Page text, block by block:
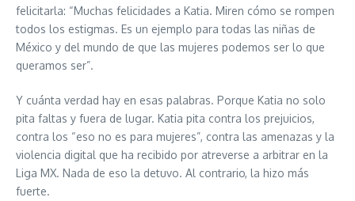
felicitarla: “Muchas felicidades a Katia. Miren cómo se rompen
todos los estigmas. Es un ejemplo para todas las niñas de
México y del mundo de que las mujeres podemos ser lo que
queramos ser”.
Y cuánta verdad hay en esas palabras. Porque Katia no solo
pita faltas y fuera de lugar. Katia pita contra los prejuicios,
contra los “eso no es para mujeres”, contra las amenazas y la
violencia digital que ha recibido por atreverse a arbitrar en la
Liga MX. Nada de eso la detuvo. Al contrario, la hizo más
fuerte.